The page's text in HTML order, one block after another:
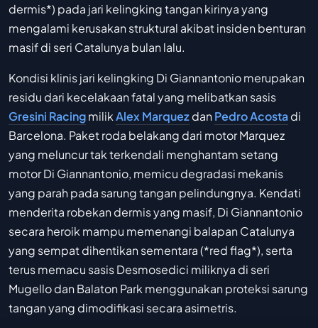
dermis*) pada jari kelingking tangan kirinya yang
mengalami kerusakan struktural akibat insiden benturan
masif di seri Catalunya bulan lalu.
Kondisi klinis jari kelingking Di Giannantonio merupakan
residu dari kecelakaan fatal yang melibatkan sasis
Gresini RacingmilikAlex MarquezdanPedro Acostadi
Barcelona. Paket roda belakang dari motor Marquez
yang meluncur tak terkendali menghantam setang
motor Di Giannantonio, memicu degradasi mekanis
yang parah pada sarung tangan pelindungnya. Kendati
menderita robekan dermis yang masif, Di Giannantonio
secara heroik mampu memenangi balapan Catalunya
yang sempat dihentikan sementara (*red flag*), serta
terus memacu sasis Desmosedici miliknya di seri
Mugello dan Balaton Park menggunakan proteksi sarung
tangan yang dimodifikasi secara asimetris.